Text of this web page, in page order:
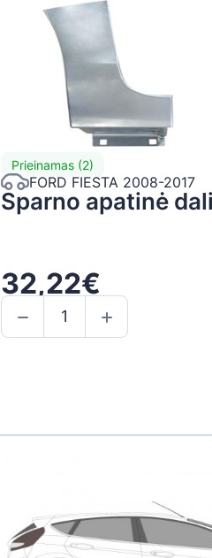
Prieinamas (2)
FORD FIESTA 2008-2017
Sparno apatinė
32,22€